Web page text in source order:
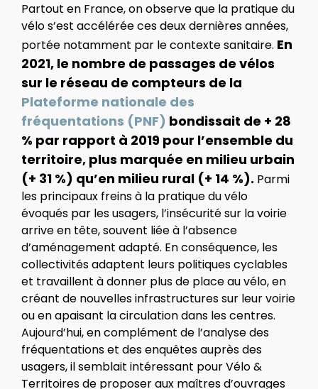
Partout en France, on observe que la pratique du
vélo s’est accélérée ces deux dernières années,
portée notamment par le contexte sanitaire. En
2021, le nombre de passages de vélos
sur le réseau de compteurs de la
Plateforme nationale des
fréquentations (PNF) bondissait de + 28
% par rapport à 2019 pour l’ensemble du
territoire, plus marquée en milieu urbain
(+ 31 %) qu’en milieu rural (+ 14 %). Parmi
les principaux freins à la pratique du vélo
évoqués par les usagers, l’insécurité sur la voirie
arrive en tête, souvent liée à l’absence
d’aménagement adapté. En conséquence, les
collectivités adaptent leurs politiques cyclables
et travaillent à donner plus de place au vélo, en
créant de nouvelles infrastructures sur leur voirie
ou en apaisant la circulation dans les centres.
Aujourd’hui, en complément de l’analyse des
fréquentations et des enquêtes auprès des
usagers, il semblait intéressant pour Vélo &
Territoires de proposer aux maîtres d’ouvrages